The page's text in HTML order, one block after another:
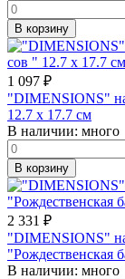
В корзину
1 097 ₽
"DIMENSIONS"
12.7 x 17.7 см
В наличии: много
В корзину
2 331 ₽
"DIMENSIONS"
"Рождественская
В наличии: много